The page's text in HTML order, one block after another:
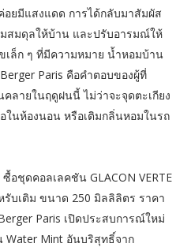
ยมีแสงแดด การได้กลับมาสัมผัส
สมดุลให้บ้าน และปรับอารมณ์ให้
เล็ก ๆ ที่มีความหมาย น้ำหอมบ้าน
Paris คือคำตอบของผู้ที่
ลายในฤดูฝนนี้ ไม่ว่าจะจุดตะเกียง
นห้องนอน หรือเติมกลิ่นหอมในรถ
ชุดคอลเลคชัน GLACON VERTE
บเติม ขนาด 250 มิลลิลิตร ราคา
Paris เปิดประสบการณ์ใหม่
Mint อันบริสุทธิ์จาก